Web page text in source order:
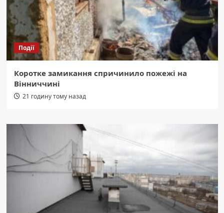
Події
Коротке замикання спричинило пожежі на
Вінниччині
21 годину тому назад